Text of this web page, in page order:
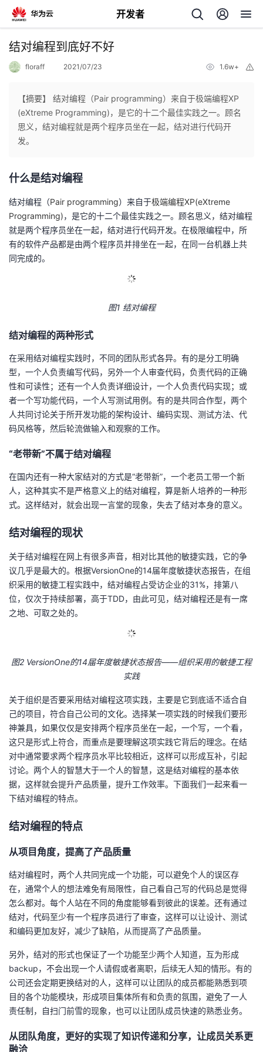
开发者
返
个
人
主
页
的
开
发
的
客
我
论
坛
的
圈
子
我
的
直
播
我
的
活
动
我
的
关
注
我
的
开
学
堂
我
的
课
程
我
的
认
证
我
的
实
验
我
的
收
藏
我
的
我
持
的
技
术
支
持
我
的
云
声
建
议
结对编程到底好不好
floraff 2021/07/23 1.6w+
【摘要】 结对编程（Pair programming）来自于极端编程XP
(eXtreme Programming)，是它的十二个最佳实践之一。顾名
思义，结对编程就是两个程序员坐在一起，结对进行代码开
发。
什么是结对编程
结对编程（Pair programming）来自于极端编程XP(eXtreme
Programming)，是它的十二个最佳实践之一。顾名思义，结对编程
就是两个程序员坐在一起，结对进行代码开发。在极限编程中，所
有的软件产品都是由两个程序员并排坐在一起，在同一台机器上共
同完成的。
图1 结对编程
结对编程的两种形式
在采用结对编程实践时，不同的团队形式各异。有的是分工明确
型，一个人负责编写代码，另外一个人审查代码，负责代码的正确
性和可读性；还有一个人负责详细设计，一个人负责代码实现；或
者一个写功能代码，一个人写测试用例。有的是共同合作型，两个
人共同讨论关于所开发功能的架构设计、编码实现、测试方法、代
码风格等，然后轮流做输入和观察的工作。
“老带新”不属于结对编程
在国内还有一种大家结对的方式是“老带新”，一个老员工带一个新
人，这种其实不是严格意义上的结对编程，算是新人培养的一种形
式。这样结对，就会出现一言堂的现象，失去了结对本身的意义。
结对编程的现状
关于结对编程在网上有很多声音，相对比其他的敏捷实践，它的争
议几乎是最大的。根据VersionOne的14届年度敏捷状态报告，在组
织采用的敏捷工程实践中，结对编程占受访企业的31%，排第八
位，仅次于持续部署，高于TDD，由此可见，结对编程还是有一席
之地、可取之处的。
图2 VersionOne的14届年度敏捷状态报告——组织采用的敏捷工程
实践
关于组织是否要采用结对编程这项实践，主要是它到底适不适合自
己的项目，符合自己公司的文化。选择某一项实践的时候我们要形
神兼具，如果仅仅是安排两个程序员坐在一起，一个写，一个看，
这只是形式上符合，而重点是要理解这项实践它背后的理念。在结
对中通常要求两个程序员水平比较相近，这样可以形成互补，引起
讨论。两个人的智慧大于一个人的智慧，这是结对编程的基本依
据，这样就会提升产品质量，提升工作效率。下面我们一起来看一
下结对编程的特点。
结对编程的特点
从项目角度，提高了产品质量
结对编程时，两个人共同完成一个功能，可以避免个人的误区存
在，通常个人的想法难免有局限性，自己看自己写的代码总是觉得
怎么都对。每个人站在不同的角度能够看到彼此的误差。还有通过
结对，代码至少有一个程序员进行了审查，这样可以让设计、测试
和编码更加友好，减少了缺陷，从而提高了产品质量。
另外，结对的形式也保证了一个功能至少两个人知道，互为形成
backup，不会出现一个人请假或者离职，后续无人知的情形。有的
公司还会定期更换结对的人，这样可以让团队的成员都能熟悉到项
目的各个功能模块，形成项目集体所有和负责的氛围，避免了一人
责任制，自扫门前雪的现象，也可以让团队成员快速的熟悉业务。
从团队角度，更好的实现了知识传递和分享，让成员关系更
融洽